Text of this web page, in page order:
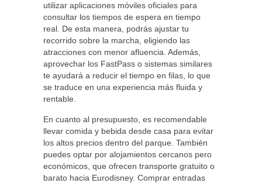
utilizar aplicaciones móviles oficiales para
consultar los tiempos de espera en tiempo
real. De esta manera, podrás ajustar tu
recorrido sobre la marcha, eligiendo las
atracciones con menor afluencia. Además,
aprovechar los FastPass o sistemas similares
te ayudará a reducir el tiempo en filas, lo que
se traduce en una experiencia más fluida y
rentable.
En cuanto al presupuesto, es recomendable
llevar comida y bebida desde casa para evitar
los altos precios dentro del parque. También
puedes optar por alojamientos cercanos pero
económicos, que ofrecen transporte gratuito o
barato hacia Eurodisney. Comprar entradas